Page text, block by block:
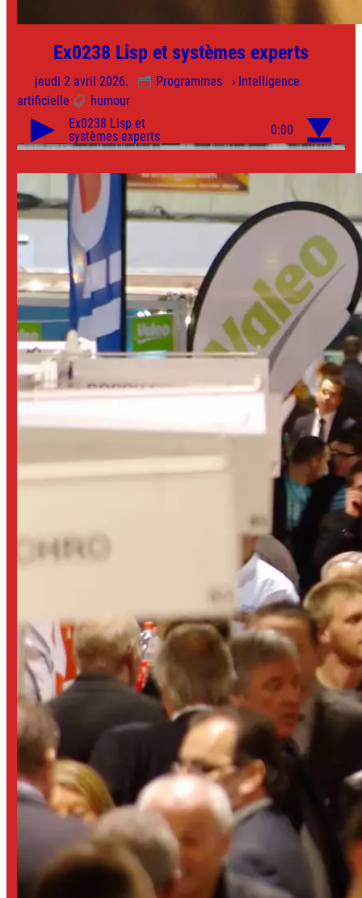
Ex0238 Lisp et systèmes experts
jeudi 2 avril 2026. Programmes
› Intelligence
artificielle
humour